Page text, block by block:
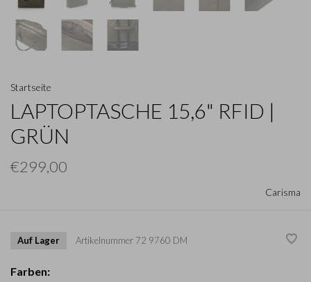
Startseite
LAPTOPTASCHE 15,6" RFID |
GRÜN
€299,00
Carisma
Auf Lager Artikelnummer 72 9760 DM
Farben: